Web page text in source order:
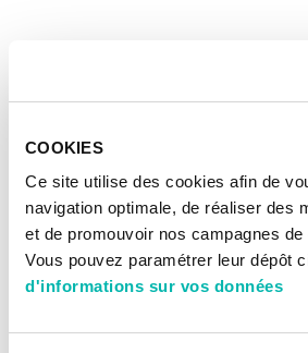
COOKIES
Ce site utilise des cookies afin de
navigation optimale, de réaliser des
et de promouvoir nos campagnes
Vous pouvez paramétrer leur dépôt
d'informations sur vos données